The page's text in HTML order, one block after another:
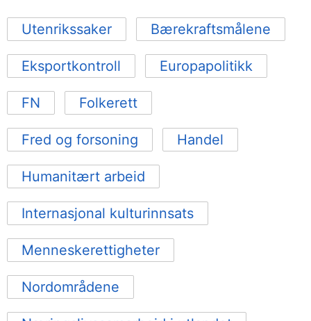
Utenrikssaker Bærekraftsmålene
Eksportkontroll Europapolitikk
FN Folkerett
Fred og forsoning Handel
Humanitært arbeid
Internasjonal kulturinnsats
Menneskerettigheter
Nordområdene